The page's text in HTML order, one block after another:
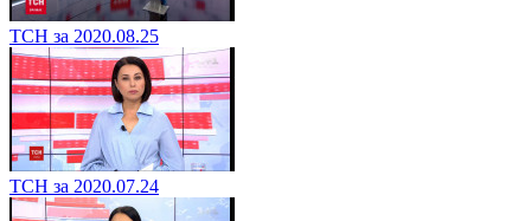
ТСН за 2020.08.25
ТСН за 2020.07.24